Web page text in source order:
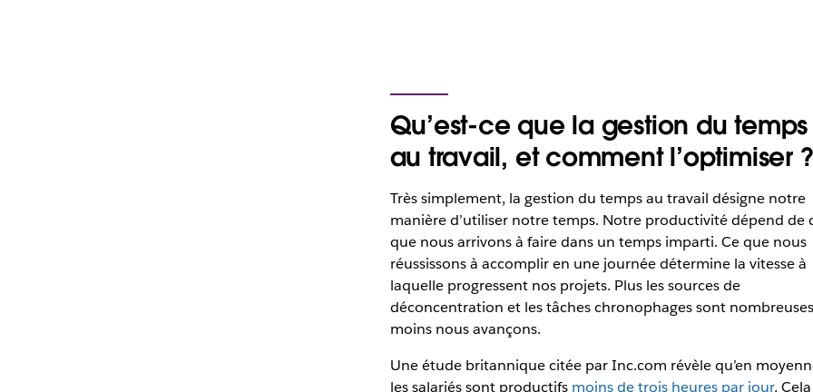
Qu’est-ce que la gestion du temps
au travail, et comment l’optimiser
Très simplement, la gestion du temps au travail désigne notre
manière d’utiliser notre temps. Notre productivité dépend de
que nous arrivons à faire dans un temps imparti. Ce que nous
réussissons à accomplir en une journée détermine la vitesse à
laquelle progressent nos projets. Plus les sources de
déconcentration et les tâches chronophages sont
moins nous avançons.
Une étude britannique citée par Inc.com révèle qu’en
les salariés sont productifs moins de trois heures par jour. Cela